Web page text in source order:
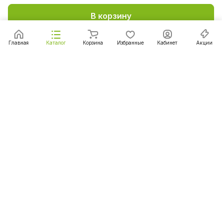
В корзину
Главная Каталог Корзина Избранные Кабинет Акции